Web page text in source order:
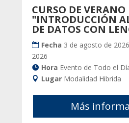
CURSO DE VERANO
"INTRODUCCIÓN
DE DATOS CON
Fecha 3 de agosto de
2026
Hora Evento de Todo el
Lugar Modalidad Hibrida
Más